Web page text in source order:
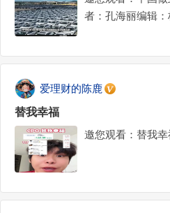
者：孔海丽编辑
爱理财的陈鹿
替我幸福
邀您观看：替我幸